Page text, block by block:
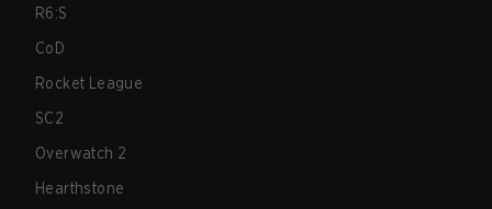
R6:S
CoD
Rocket League
SC2
Overwatch 2
Hearthstone